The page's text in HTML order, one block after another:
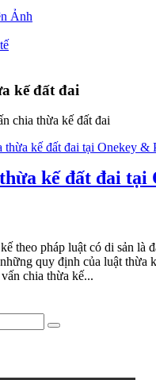
Ảnh
kế đất đai
chia thừa kế đất đai
kế đất đai tại
theo pháp luật có di sản là
quy định của luật thừa
chia thừa kế...